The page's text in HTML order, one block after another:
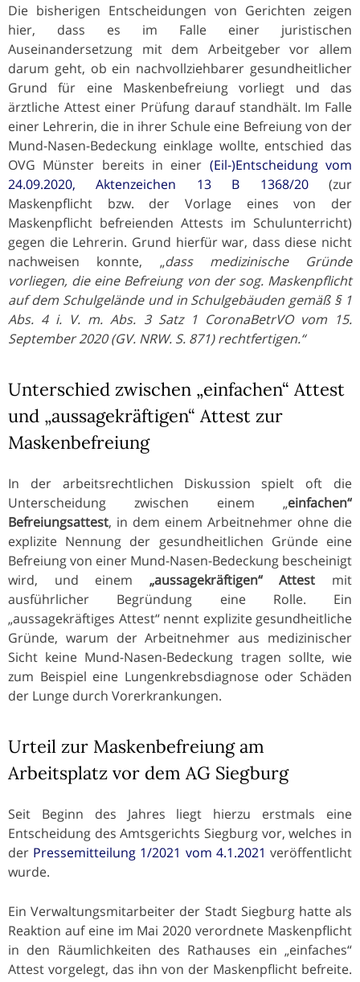
Die bisherigen Entscheidungen von Gerichten zeigen
hier, dass es im Falle einer juristischen
Auseinandersetzung mit dem Arbeitgeber vor allem
darum geht, ob ein nachvollziehbarer gesundheitlicher
Grund für eine Maskenbefreiung vorliegt und das
ärztliche Attest einer Prüfung darauf standhält. Im Falle
einer Lehrerin, die in ihrer Schule eine Befreiung von der
Mund-Nasen-Bedeckung einklage wollte, entschied das
OVG Münster bereits in einer (Eil-)Entscheidung vom
24.09.2020, Aktenzeichen 13 B 1368/20(zur
Maskenpflicht bzw. der Vorlage eines von der
Maskenpflicht befreienden Attests im Schulunterricht)
gegen die Lehrerin. Grund hierfür war, dass diese nicht
nachweisen konnte, „dass medizinische Gründe
vorliegen, die eine Befreiung von der sog. Maskenpflicht
auf dem Schulgelände und in Schulgebäuden gemäß § 1
Abs. 4 i. V. m. Abs. 3 Satz 1 CoronaBetrVO vom 15.
September 2020 (GV. NRW. S. 871) rechtfertigen.“
Unterschied zwischen „einfachen“ Attest
und „aussagekräftigen“ Attest zur
Maskenbefreiung
In der arbeitsrechtlichen Diskussion spielt oft die
Unterscheidung zwischen einem „einfachen“
Befreiungsattest, in dem einem Arbeitnehmer ohne die
explizite Nennung der gesundheitlichen Gründe eine
Befreiung von einer Mund-Nasen-Bedeckung bescheinigt
wird, und einem „aussagekräftigen“ Attest mit
ausführlicher Begründung eine Rolle. Ein
„aussagekräftiges Attest“ nennt explizite gesundheitliche
Gründe, warum der Arbeitnehmer aus medizinischer
Sicht keine Mund-Nasen-Bedeckung tragen sollte, wie
zum Beispiel eine Lungenkrebsdiagnose oder Schäden
der Lunge durch Vorerkrankungen.
Urteil zur Maskenbefreiung am
Arbeitsplatz vor dem AG Siegburg
Seit Beginn des Jahres liegt hierzu erstmals eine
Entscheidung des Amtsgerichts Siegburg vor, welches in
der Pressemitteilung 1/2021 vom 4.1.2021 veröffentlicht
wurde.
Ein Verwaltungsmitarbeiter der Stadt Siegburg hatte als
Reaktion auf eine im Mai 2020 verordnete Maskenpflicht
in den Räumlichkeiten des Rathauses ein „einfaches“
Attest vorgelegt, das ihn von der Maskenpflicht befreite.